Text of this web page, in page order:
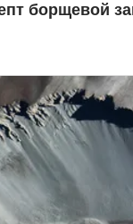
борщевой